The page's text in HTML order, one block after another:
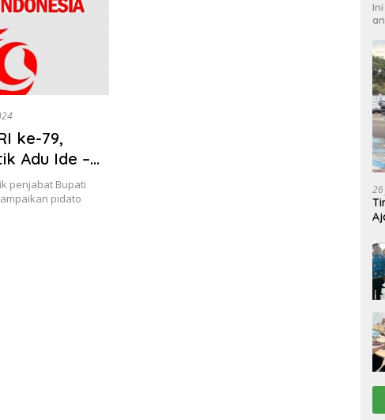
ke-79,
Adu Ide –
Domba !
penjabat Bupati
pidato